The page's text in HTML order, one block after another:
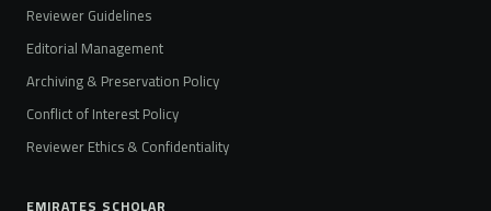
Reviewer Guidelines
Editorial Management
Archiving & Preservation Policy
Conflict of Interest Policy
Reviewer Ethics & Confidentiality
EMIRATES SCHOLAR